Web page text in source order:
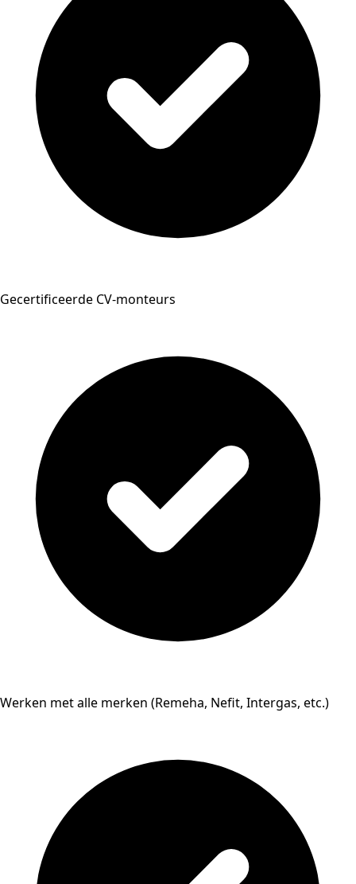
Gecertificeerde CV-monteurs
Werken met alle merken (Remeha, Nefit, Intergas, etc.)